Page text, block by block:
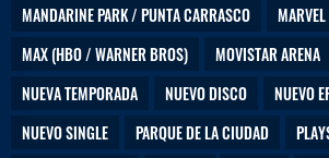
MANDARINE PARK / PUNTA CARRASCO
MARVEL
MAX (HBO / WARNER BROS)
MOVISTAR ARENA
NUEVA TEMPORADA
NUEVO DISCO NUEVO
NUEVO SINGLE
PARQUE DE LA CIUDAD